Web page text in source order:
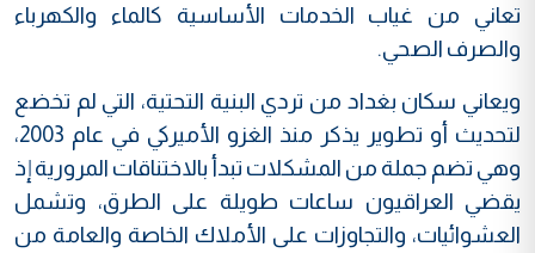
تعاني من غياب الخدمات الأساسية كالماء والكهرباء
والصرف الصحي.
ويعاني سكان بغداد من تردي البنية التحتية، التي لم تخضع
لتحديث أو تطوير يذكر منذ الغزو الأميركي في عام 2003،
وهي تضم جملة من المشكلات تبدأ بالاختناقات المرورية إذ
يقضي العراقيون ساعات طويلة على الطرق، وتشمل
العشوائيات، والتجاوزات على الأملاك الخاصة والعامة من